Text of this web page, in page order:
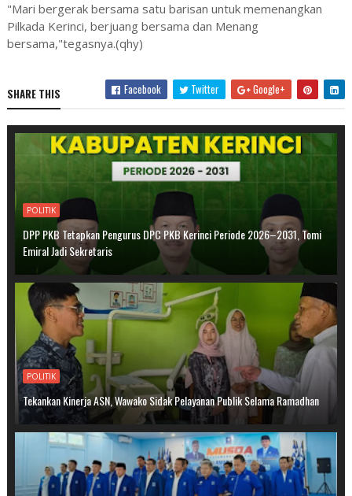
"Mari bergerak bersama satu barisan untuk memenangkan
Pilkada Kerinci, berjuang bersama dan Menang
bersama,"tegasnya.(qhy)
SHARE THIS Facebook Twitter Google+
POLITIK
DPP PKB Tetapkan Pengurus DPC PKB Kerinci Periode 2026–2031, Tomi
Emiral Jadi Sekretaris
POLITIK
Tekankan Kinerja ASN, Wawako Sidak Pelayanan Publik Selama Ramadhan